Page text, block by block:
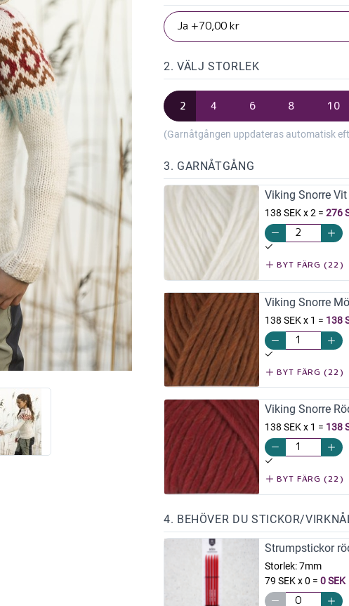
2. VÄLJ STORLEK
2 4 6 8 10
(Garnåtgången uppdateras automatisk
3. GARNÅTGÅNG
Viking Snorre
138 SEK x 2 = 276
BYT FÄRG (22)
Viking Snorre
138 SEK x 1 = 138
BYT FÄRG (22)
Viking Snorre
138 SEK x 1 = 138
BYT FÄRG (22)
4. BEHÖVER DU STICKOR/
Strumpstickor
Storlek:7mm
79 SEK x 0 = 0 SEK